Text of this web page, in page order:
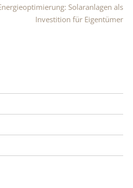
Solaranlagen als
Investition für Eigentümer